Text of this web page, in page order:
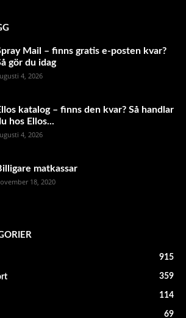
Mail – finns gratis e-posten kvar?
gör du idag
4, 2026
katalog – finns den kvar? Så handlar
hos Ellos...
4, 2026
matkassar
18, 2020
915
359
114
69